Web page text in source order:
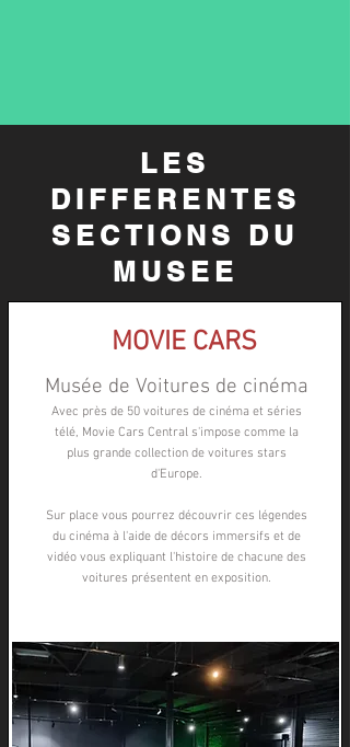
LES
DIFFERENTES
SECTIONS DU
MUSEE
MOVIE CARS
Musée de Voitures de cinéma
Avec près de 50 voitures de cinéma et séries
télé, Movie Cars Central s'impose comme la
plus grande collection de voitures stars
d'Europe.
Sur place vous pourrez découvrir ces légendes
du cinéma à l'aide de décors immersifs et de
vidéo vous expliquant l'histoire de chacune des
voitures présentent en exposition.